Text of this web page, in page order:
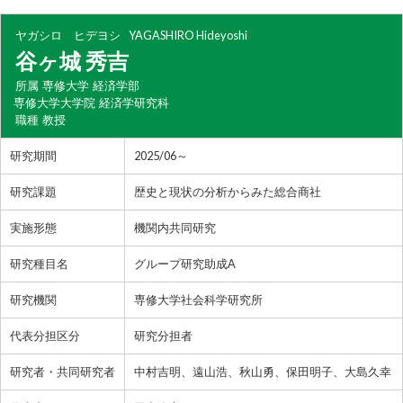
ヤガシロ ヒデヨシ YAGASHIRO Hideyoshi
谷ヶ城 秀吉
所属 専修大学 経済学部
専修大学大学院 経済学研究科
職種 教授
研究期間 2025/06～
研究課題 歴史と現状の分析からみた総合商社
実施形態 機関内共同研究
研究種目名 グループ研究助成A
研究機関 専修大学社会科学研究所
代表分担区分 研究分担者
研究者・共同研究者 中村吉明、遠山浩、秋山勇、保田明子、大島久幸